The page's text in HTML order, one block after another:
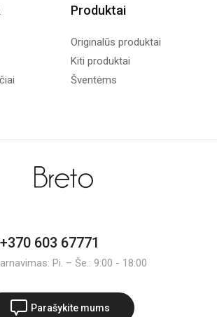
Produktai
Originalūs produktai
Kiti produktai
Šventėms
+370 603 67771
Pi. – Še.: 9:00 - 18:00
Parašykite mums